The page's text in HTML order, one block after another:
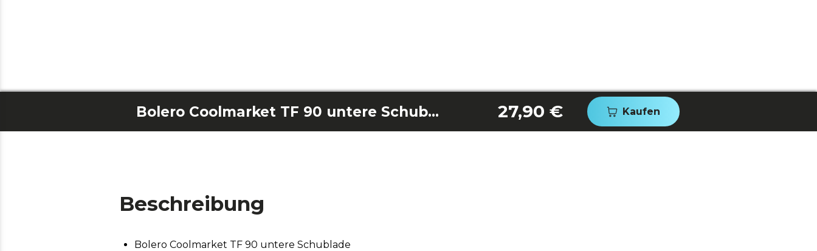
Bolero Coolmarket TF 90 untere Schublade 27,90 € Kaufen
Beschreibung
Bolero Coolmarket TF 90 untere Schublade